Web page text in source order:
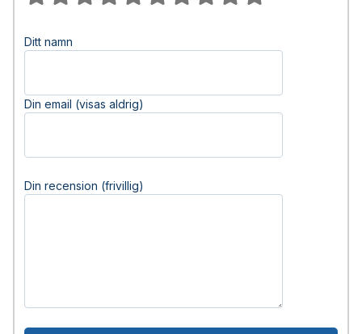
Ditt namn
Din email (visas aldrig)
Din recension (frivillig)